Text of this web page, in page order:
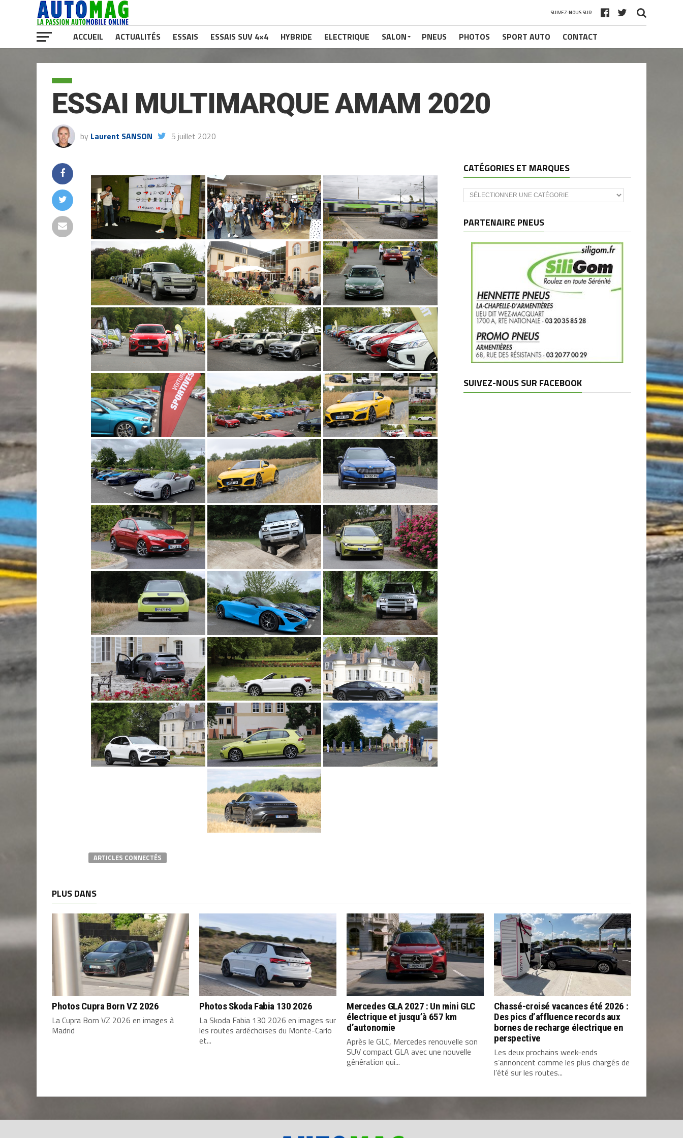
SUIVEZ-NOUS SUR
ACCUEIL ACTUALITÉS ESSAIS ESSAIS SUV 4×4 HYBRIDE ELECTRIQUE SALON PNEUS PHOTOS SPORT AUTO CONTACT
ESSAI MULTIMARQUE AMAM 2020
by Laurent SANSON 5 juillet 2020
ARTICLES CONNECTÉS
CATÉGORIES ET MARQUES
Catégories
et
PARTENAIRE PNEUS
SUIVEZ-NOUS SUR FACEBOOK
PLUS DANS
Photos Cupra Born VZ 2026
La Cupra Born VZ 2026 en images à
Madrid
Photos Skoda Fabia 130 2026
La Skoda Fabia 130 2026 en images sur
les routes ardéchoises du Monte-Carlo
et...
Mercedes GLA 2027 : Un mini GLC
électrique et jusqu’à 657 km
d’autonomie
Après le GLC, Mercedes renouvelle son
SUV compact GLA avec une nouvelle
génération qui...
Chassé-croisé vacances été 2026 :
Des pics d’affluence records aux
bornes de recharge électrique en
perspective
Les deux prochains week-ends
s’annoncent comme les plus chargés de
l’été sur les routes...